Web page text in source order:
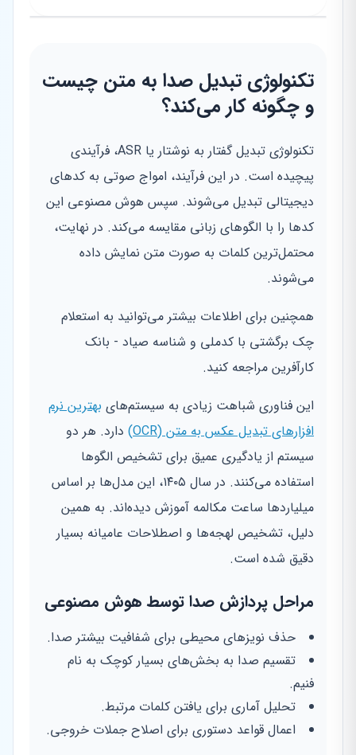
تکنولوژی تبدیل صدا به متن چیست
و چگونه کار می‌کند؟
تکنولوژی تبدیل گفتار به نوشتار یا ASR، فرآیندی
پیچیده است. در این فرآیند، امواج صوتی به کدهای
دیجیتالی تبدیل می‌شوند. سپس هوش مصنوعی این
کدها را با الگوهای زبانی مقایسه می‌کند. در نهایت،
محتمل‌ترین کلمات به صورت متن نمایش داده
می‌شوند.
همچنین برای اطلاعات بیشتر می‌توانید به استعلام
چک برگشتی با کدملی و شناسه صیاد - بانک
کارآفرین مراجعه کنید.
این فناوری شباهت زیادی به سیستم‌های بهترین نرم
افزارهای تبدیل عکس به متن (OCR)
دارد. هر دو
سیستم از یادگیری عمیق برای تشخیص الگوها
استفاده می‌کنند. در سال ۱۴۰۵، این مدل‌ها بر اساس
میلیاردها ساعت مکالمه آموزش دیده‌اند. به همین
دلیل، تشخیص لهجه‌ها و اصطلاحات عامیانه بسیار
دقیق شده است.
مراحل پردازش صدا توسط هوش مصنوعی
حذف نویزهای محیطی برای شفافیت بیشتر صدا.
تقسیم صدا به بخش‌های بسیار کوچک به نام
فنیم.
تحلیل آماری برای یافتن کلمات مرتبط.
اعمال قواعد دستوری برای اصلاح جملات خروجی.